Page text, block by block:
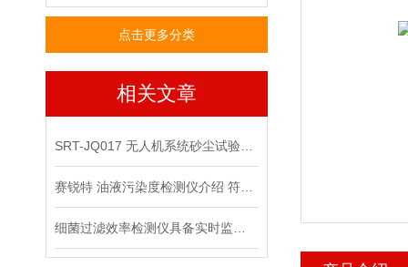
点击更多分类
相关文章